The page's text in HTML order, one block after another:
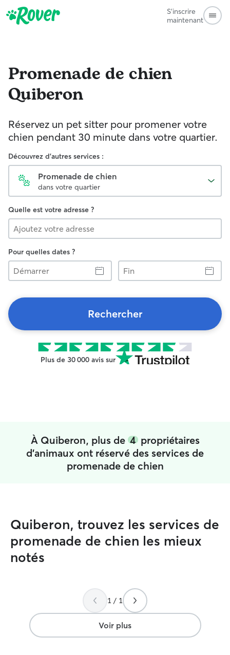
S'inscrire
maintenant
Promenade de chien
Quiberon
Réservez un pet sitter pour promener votre
chien pendant 30 minute dans votre quartier.
Découvrez d'autres services :
Promenade de chien
dans votre quartier
Quelle est votre adresse ?
Pour quelles dates ?
Démarrer
Fin
Rechercher
Plus de 30 000 avis sur
À Quiberon, plus de 4propriétaires
d'animaux ont réservé des services de
promenade de chien
Quiberon, trouvez les services de
promenade de chien les mieux
notés
1 / 1
Voir plus